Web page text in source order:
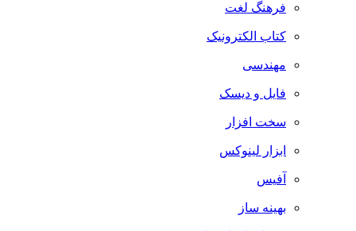
فرهنگ لغت
کتاب الکترونیک
مهندسی
فایل و دیسک
سخت افزار
ابزار لینوکس
آفیس
بهینه ساز